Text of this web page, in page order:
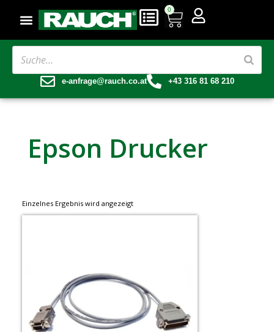
0
e-anfrage@rauch.co.at +43 316 81 68 210
Epson Drucker
Einzelnes Ergebnis wird angezeigt